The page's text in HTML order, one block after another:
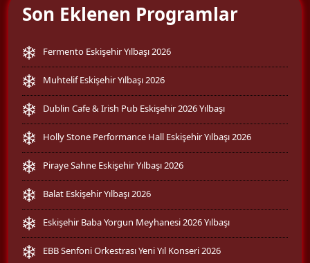
Son Eklenen Programlar
Fermento Eskişehir Yılbaşı 2026
Muhtelif Eskişehir Yılbaşı 2026
Dublin Cafe & Irish Pub Eskişehir 2026 Yılbaşı
Holly Stone Performance Hall Eskişehir Yılbaşı 2026
Piraye Sahne Eskişehir Yılbaşı 2026
Balat Eskişehir Yılbaşı 2026
Eskişehir Baba Yorgun Meyhanesi 2026 Yılbaşı
EBB Senfoni Orkestrası Yeni Yıl Konseri 2026